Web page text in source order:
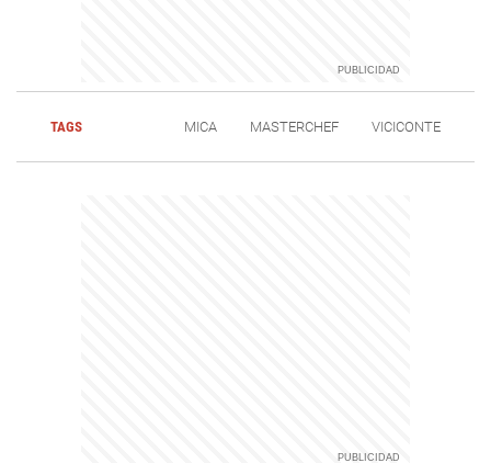
TAGS MICA MASTERCHEF VICICONTE